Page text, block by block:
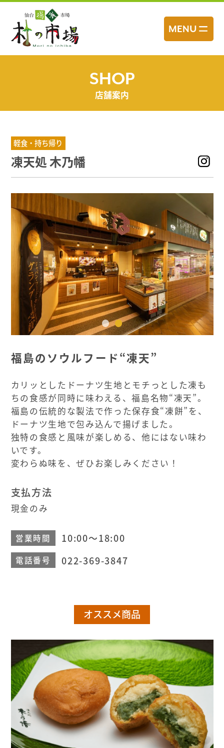
ッ
MENU
SHOP
店舗案内
軽食・持ち帰り
凍天処 木乃幡
福島のソウルフード“凍天”
カリッとしたドーナツ生地とモチっとした凍も
ちの食感が同時に味わえる、福島名物“凍天”。
福島の伝統的な製法で作った保存食“凍餅”を、
ドーナツ生地で包み込んで揚げました。
独特の食感と風味が楽しめる、他にはない味わ
いです。
変わらぬ味を、ぜひお楽しみください！
支払方法
現金のみ
営業時間 10:00～18:00
電話番号 022-369-3847
オススメ商品